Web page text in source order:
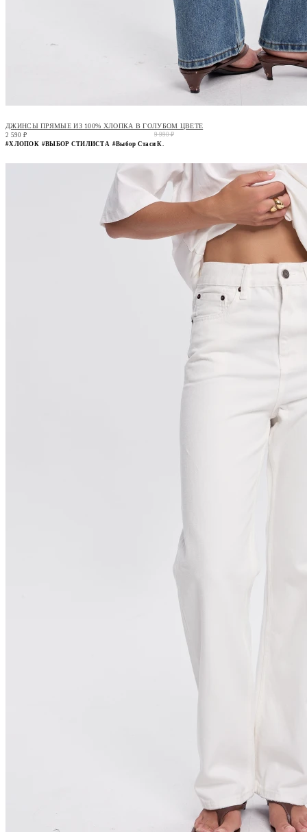
ДЖИНСЫ ПРЯМЫЕ ИЗ 100% ХЛОПКА В ГОЛУБОМ ЦВЕТЕ
2 590 ₽
9 990 ₽
#ХЛОПОК #ВЫБОР СТИЛИСТА #Выбор Стаси К.